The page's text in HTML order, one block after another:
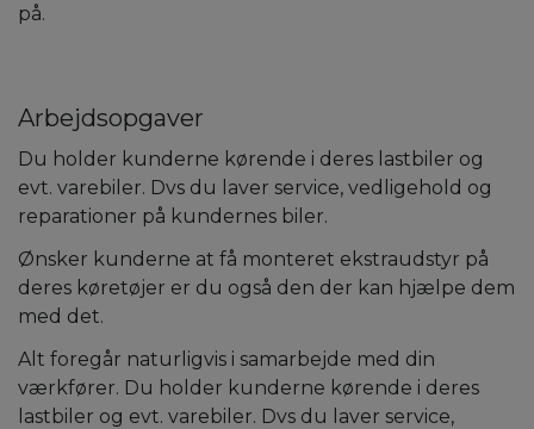
på.
Arbejdsopgaver
Du holder kunderne kørende i deres lastbiler og
evt. varebiler. Dvs du laver service, vedligehold og
reparationer på kundernes biler.
Ønsker kunderne at få monteret ekstraudstyr på
deres køretøjer er du også den der kan hjælpe dem
med det.
Alt foregår naturligvis i samarbejde med din
værkfører. Du holder kunderne kørende i deres
lastbiler og evt. varebiler. Dvs du laver service,